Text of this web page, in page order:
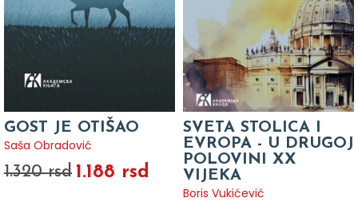
GOST JE OTIŠAO
Saša Obradović
1.320 rsd 1.188 rsd
SVETA STOLICA I
EVROPA - U DRUGOJ
POLOVINI XX
VIJEKA
Boris Vukićević